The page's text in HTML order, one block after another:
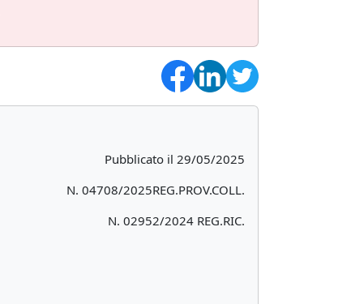
Pubblicato il 29/05/2025
N. 04708/2025REG.PROV.COLL.
N. 02952/2024 REG.RIC.